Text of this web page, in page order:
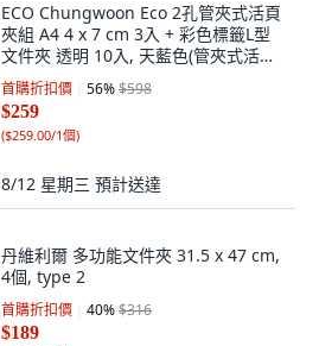
ECO Chungwoon Eco 2孔管夾式活頁
夾組 A4 4 x 7 cm 3入 + 彩色標籤L型
文件夾 透明 10入, 天藍色(管夾式活頁
夾), 透明(L型夾), 1套
首購折扣價 56%$598
$259
($259.00/1個)
8/12 星期三 預計送達
丹維利爾 多功能文件夾 31.5 x 47 cm,
4個, type 2
首購折扣價 40%$316
$189